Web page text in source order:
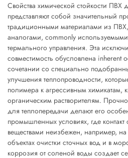
Свойства химической стойкости ПВХ
представляют собой значительный
традиционными материалами из
аналогами, commonly
термального управления. Эта
совместимость обусловлена inherent
сочетании со специально
улучшения теплопроводности,
полимера к агрессивным химикатам,
органическим растворителям.
для теплопередачи делают его
промышленных условиях, где
веществами неизбежен, например, на
объектах очистки сточных вод и в
коррозия от соленой воды создает